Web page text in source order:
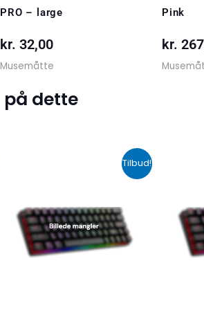
PRO – large
kr. 32,00
Musemåtte
Pink
kr.
på dette
Tilbud!
oprindelige
var:
kr. 599,00.
Den
aktuelle
kr. 399,00.